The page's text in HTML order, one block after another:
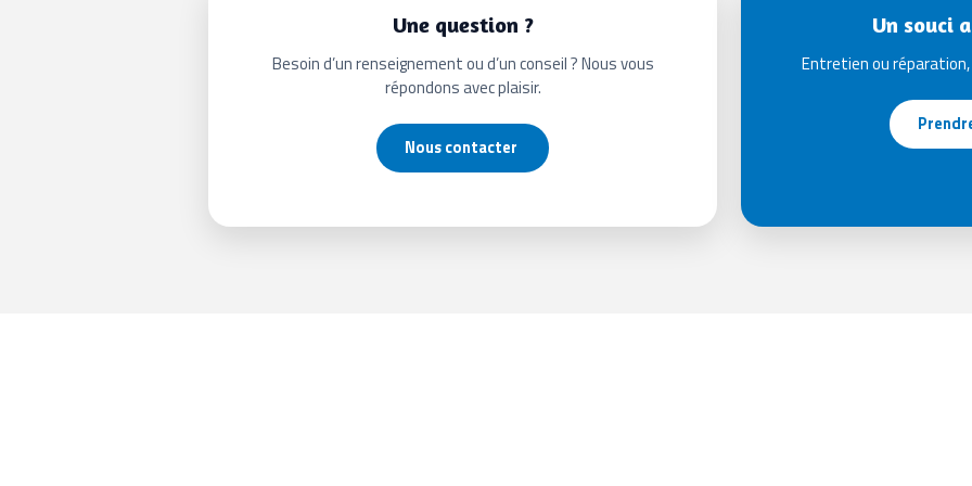
Une question ?
Besoin d’un renseignement ou d’un conseil ? Nous vous
répondons avec plaisir.
Nous contacter
Un souci
Entretien ou